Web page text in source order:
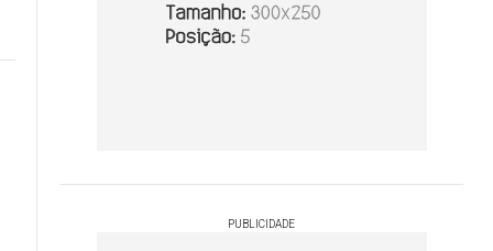
PUBLICIDADE